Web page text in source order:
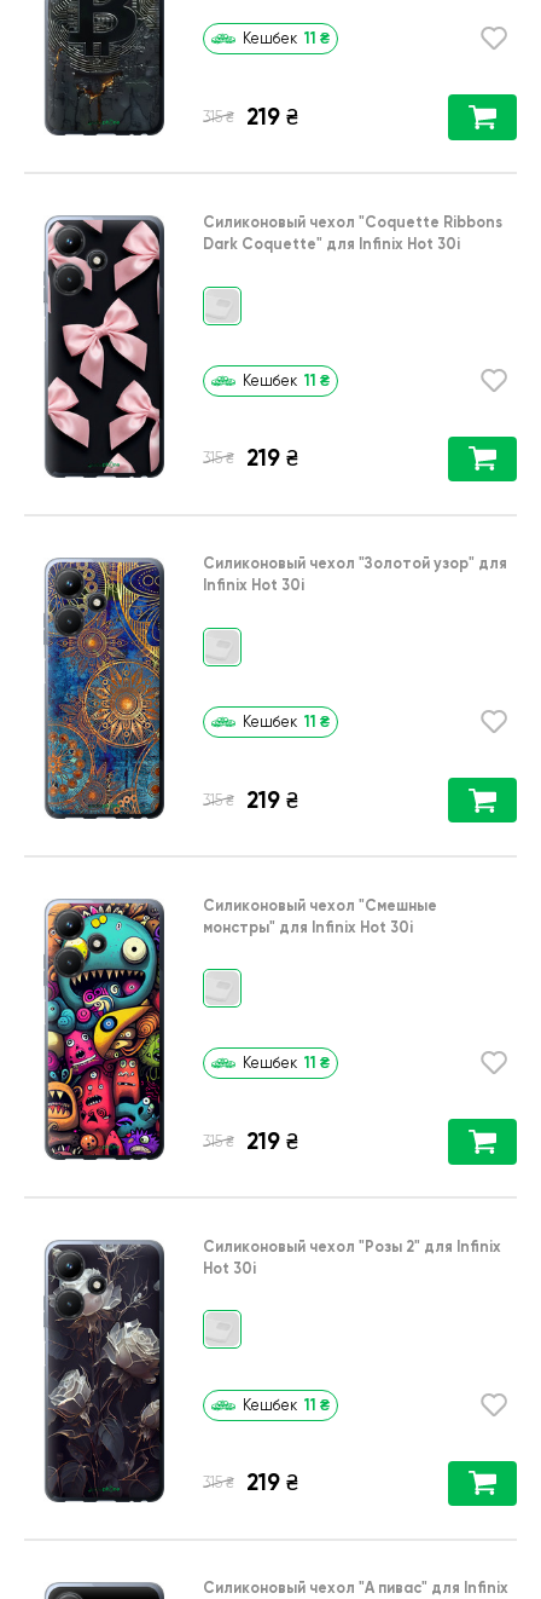
Кешбек 11 ₴
315 ₴ 219 ₴
Силиконовый чехол "Coquette Ribbons
Dark Coquette" для Infinix Hot 30i
Кешбек 11 ₴
315 ₴ 219 ₴
Силиконовый чехол "Золотой узор" для
Infinix Hot 30i
Кешбек 11 ₴
315 ₴ 219 ₴
Силиконовый чехол "Cмешные
монстры" для Infinix Hot 30i
Кешбек 11 ₴
315 ₴ 219 ₴
Силиконовый чехол "Розы 2" для Infinix
Hot 30i
Кешбек 11 ₴
315 ₴ 219 ₴
Силиконовый чехол "А пивас" для Infinix